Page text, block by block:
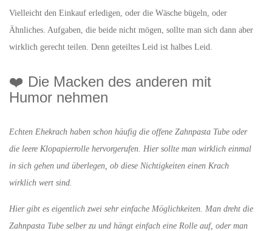
Vielleicht den Einkauf erledigen, oder die Wäsche bügeln, oder
Ähnliches. Aufgaben, die beide nicht mögen, sollte man sich dann aber
wirklich gerecht teilen. Denn geteiltes Leid ist halbes Leid.
❤️ Die Macken des anderen mit
Humor nehmen
Echten Ehekrach haben schon häufig die offene Zahnpasta Tube oder
die leere Klopapierrolle hervorgerufen. Hier sollte man wirklich einmal
in sich gehen und überlegen, ob diese Nichtigkeiten einen Krach
wirklich wert sind.
Hier gibt es eigentlich zwei sehr einfache Möglichkeiten. Man dreht die
Zahnpasta Tube selber zu und hängt einfach eine Rolle auf, oder man